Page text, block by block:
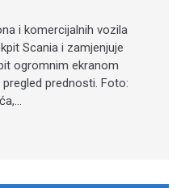
i komercijalnih vozila
Scania i zamjenjuje
ogromnim ekranom
prednosti. Foto: